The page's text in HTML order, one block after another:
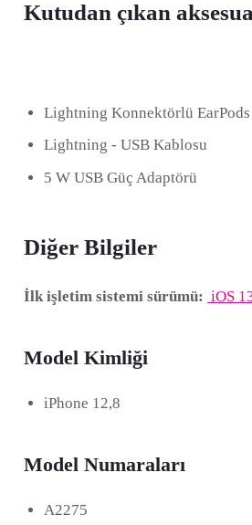
Kutudan çıkan
Lightning Konnektörlü EarPods
Lightning - USB Kablosu
5 W USB Güç Adaptörü
Diğer Bilgiler
İlk işletim sistemi sürümü: iOS
Model Kimliği
iPhone 12,8
Model Numaraları
A2275